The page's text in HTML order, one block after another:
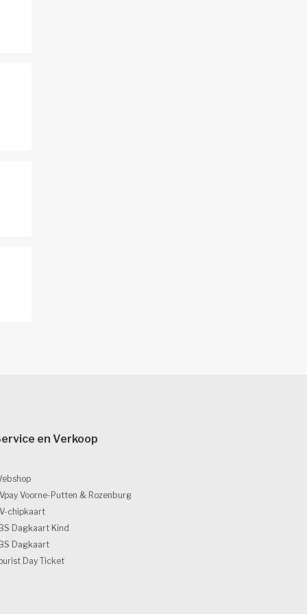
en Verkoop
Voorne-Putten & Rozenburg
chipkaart
Dagkaart Kind
Dagkaart
Day Ticket